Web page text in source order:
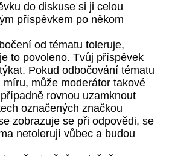
do diskuse si ji celou
příspěvkem po někom
od tématu toleruje,
to povoleno. Tvůj příspěvek
Pokud odbočování tématu
může moderátor takové
rovnou uzamknout
označených značkou
zobrazuje se při odpovědi, se
netolerují vůbec a budou